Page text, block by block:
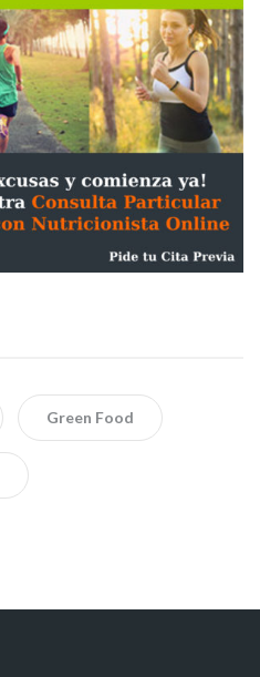
Green Food